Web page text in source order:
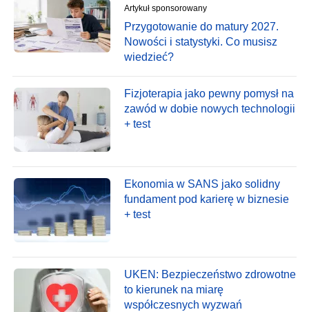
Artykuł sponsorowany
Przygotowanie do matury 2027.
Nowości i statystyki. Co musisz
wiedzieć?
Fizjoterapia jako pewny pomysł na
zawód w dobie nowych technologii
+ test
Ekonomia w SANS jako solidny
fundament pod karierę w biznesie
+ test
UKEN: Bezpieczeństwo zdrowotne
to kierunek na miarę
współczesnych wyzwań